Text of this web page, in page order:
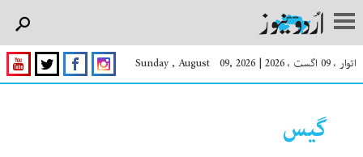
اتوار ، 09 اگست ، 2026 |
Sunday , August 09, 2026
گیس